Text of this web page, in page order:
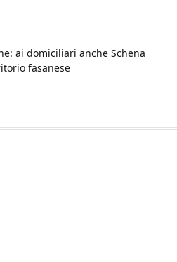
ai domiciliari anche Schena
fasanese